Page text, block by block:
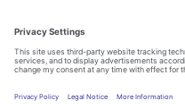
Référence 575104